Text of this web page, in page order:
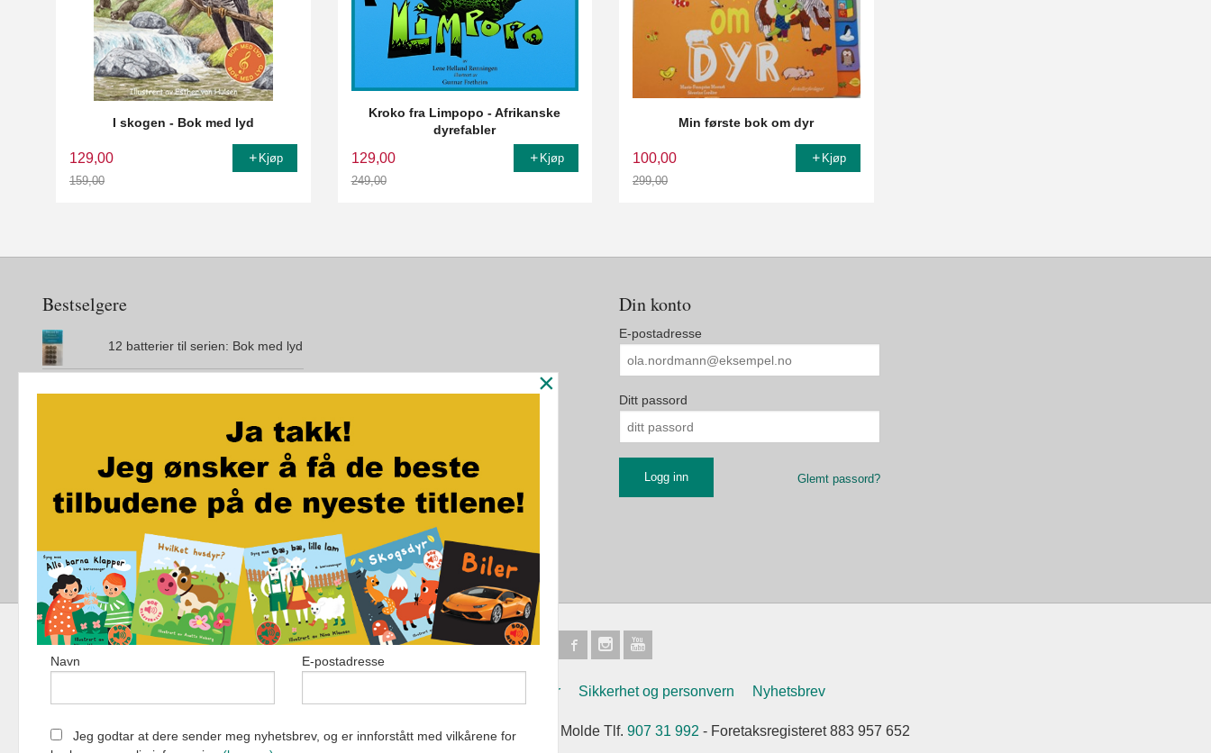
I skogen - Bok med lyd
129,00
159,00
Kjøp
Kroko fra Limpopo - Afrikanske
dyrefabler
129,00
249,00
Kjøp
Min første bok om dyr
100,00
299,00
Kjøp
Bestselgere
12 batterier til serien: Bok med lyd
Den magiske øya
City Maze - London - Brettspill
Jo vil ikke bæsje på do
Din konto
E-postadresse
Ditt passord
Glemt passord?
Kjøpsbetingelser Sikkerhet og personvern Nyhetsbrev
Fortellerforlaget Eikremsvingen 31 6422 Molde Tlf. 907 31 992 - Foretaksregisteret 883 957 652
×
Navn E-postadresse
Jeg godtar at dere sender meg nyhetsbrev, og er innforstått med vilkårene for